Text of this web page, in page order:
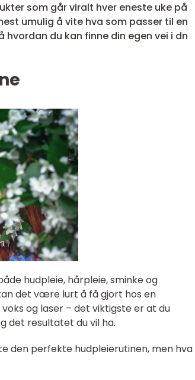
som går viralt hver eneste uke på
umulig å vite hva som passer til en
du kan finne din egen vei i dn
hudpleie, hårpleie, sminke og
det være lurt å få gjort hos en
og laser – det viktigste er at du
det resultatet du vil ha.
den perfekte hudpleierutinen, men hva